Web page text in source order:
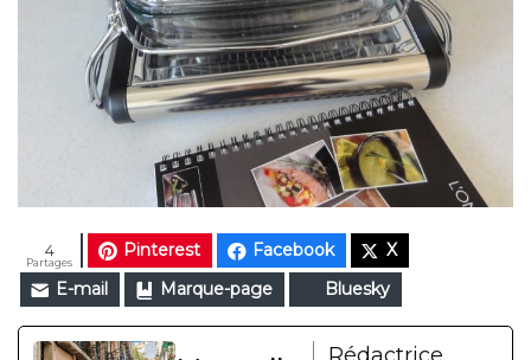
Pinterest Facebook
X
E-mail
Marque-page Bluesky
Partages
4